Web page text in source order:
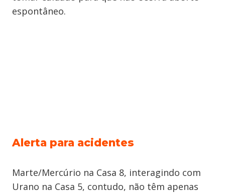
espontâneo.
Alerta para acidentes
Marte/Mercúrio na Casa 8, interagindo com
Urano na Casa 5, contudo, não têm apenas